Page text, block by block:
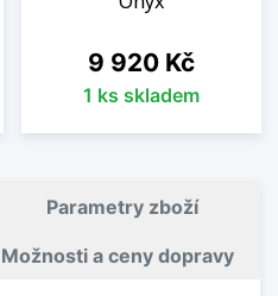
Cena
9 920 Kč
1 ks skladem
Parametry zboží
Možnosti a ceny dopravy